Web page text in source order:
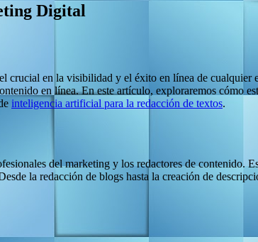
Digital
en la visibilidad y el éxito en línea de cualquier
en línea. En este artículo, exploraremos cómo
inteligencia artificial para la redacción de textos.
del marketing y los redactores de contenido.
la redacción de blogs hasta la creación de